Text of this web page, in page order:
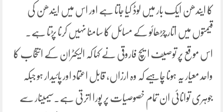
کا ایندھن ایک بار میں لوڈ کیا جاتا ہے اور اس میں ایندھن کی
قیمتوں میں اتار چڑھائو کے مسائل کا سامنا نہیں کرنا پڑتا ہے۔
اس موقع پر توصیف ایچ فاروقی نے کہا کہ الیکٹران کے انتخاب کا
واحد معیار یہ ہونا چاہیے کہ وہ ارزاں، قابل اعتماد اور پائیدار ہو جبکہ
جوہری توانائی ان تمام خصوصیات پر پورا اترتی ہے۔سیمینار سے